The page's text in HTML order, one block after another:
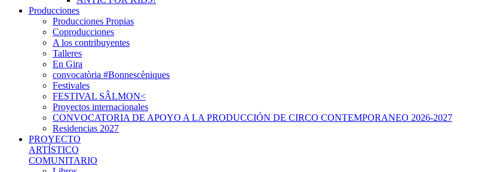
Producciones
Producciones Propias
Coproducciones
A los contribuyentes
Talleres
En Gira
convocatòria #Bonnescèniques
Festivales
FESTIVAL SÂLMON<
Proyectos internacionales
CONVOCATORIA DE APOYO A LA PRODUCCIÓN DE CIRCO CONTEMPORANEO 2026-2027
Residencias 2027
PROYECTO
ARTÍSTICO
COMUNITARIO